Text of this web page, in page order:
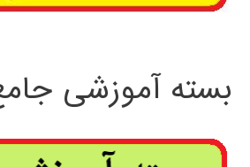
بسته آموزشی